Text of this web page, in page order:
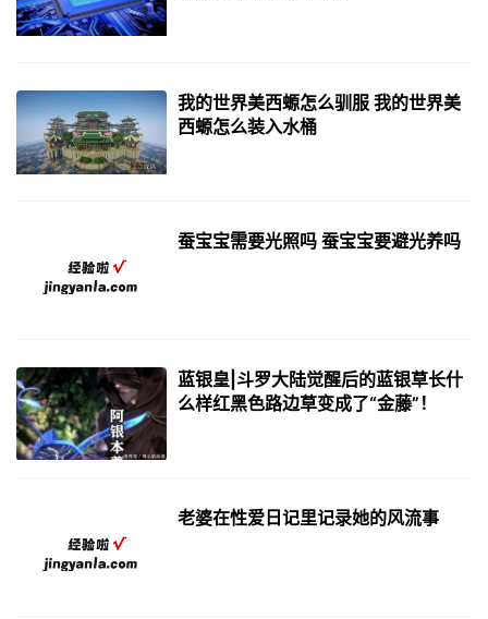
我的世界美西螈怎么驯服 我的世界美
西螈怎么装入水桶
蚕宝宝需要光照吗 蚕宝宝要避光养吗
蓝银皇|斗罗大陆觉醒后的蓝银草长什
么样红黑色路边草变成了“金藤”！
老婆在性爱日记里记录她的风流事